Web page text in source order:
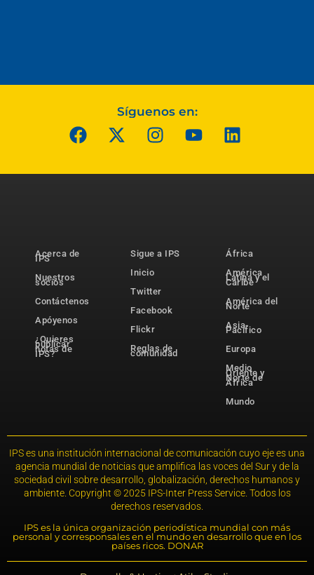
Síguenos en:
Acerca de
IPS
Nuestros
socios
Contáctenos
Apóyenos
¿Quieres
publicar
notas de
IPS?
Sigue a IPS
Inicio
Twitter
Facebook
Flickr
Reglas de
comunidad
África
América
Latina y el
Caribe
América del
Norte
Asia-
Pacífico
Europa
Medio
Oriente y
Norte de
África
Mundo
IPS es una institución internacional de comunicación cuyo eje es una
agencia mundial de noticias que amplifica las voces del Sur y de la
sociedad civil sobre desarrollo, globalización, derechos humanos y
ambiente. Copyright © 2025 IPS-Inter Press Service. Todos los
derechos reservados.
IPS es la única organización periodística mundial con más
personal y corresponsales en el mundo en desarrollo que en los
países ricos. DONAR